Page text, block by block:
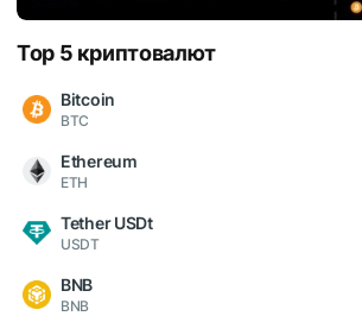
Top 5 криптовалют
Bitcoin
BTC
Ethereum
ETH
Tether USDt
USDT
BNB
BNB